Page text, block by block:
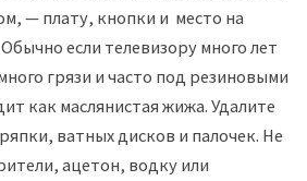
— плату, кнопки и место на
если телевизору много лет
грязи и часто под резиновыми
как маслянистая жижа. Удалите
ватных дисков и палочек. Не
ацетон, водку или